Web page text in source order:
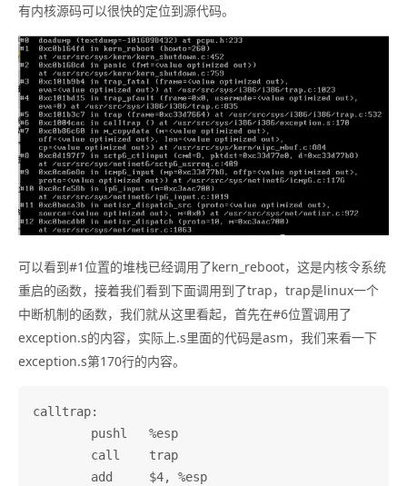
有内核源码可以很快的定位到源代码。
可以看到#1位置的堆栈已经调用了kern_reboot，这是内核令系统
重启的函数，接着我们看到下面调用到了trap，trap是linux一个
中断机制的函数，我们就从这里看起，首先在#6位置调用了
exception.s的内容，实际上.s里面的代码是asm，我们来看一下
exception.s第170行的内容。
calltrap: